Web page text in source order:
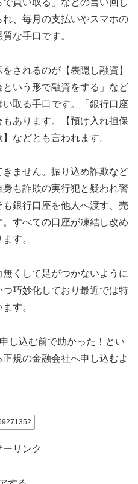
、毎月の支払いやスマホの
な手口です。
されるのが【表隠し融資】
いう形で融資をする」など
取る手口です。「銀行口座
あります。【預け入れ担保
などとも言われます。
ません。振り込め詐欺など
も詐欺の実行犯と疑われ警
銀行口座を他人へ渡す、売
すべての口座が凍結し改め
す。
くして足がつかないように
巧妙化しており最近では特
す。
し込む前で助かった！とい
規の金融会社へ申し込むよ
ーリンク